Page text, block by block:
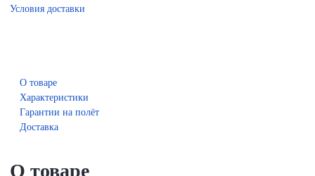
Условия доставки
О товаре
Характеристики
Гарантии на полёт
Доставка
О товаре